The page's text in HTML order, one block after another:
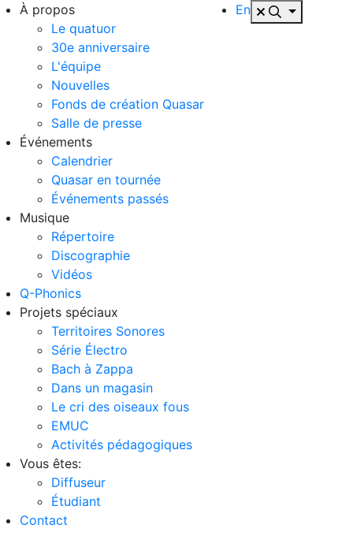
À propos
Le quatuor
30e anniversaire
L'équipe
Nouvelles
Fonds de création Quasar
Salle de presse
Événements
Calendrier
Quasar en tournée
Événements passés
Musique
Répertoire
Discographie
Vidéos
Q-Phonics
Projets spéciaux
Territoires Sonores
Série Électro
Bach à Zappa
Dans un magasin
Le cri des oiseaux fous
EMUC
Activités pédagogiques
Vous êtes:
Diffuseur
Étudiant
Contact
En